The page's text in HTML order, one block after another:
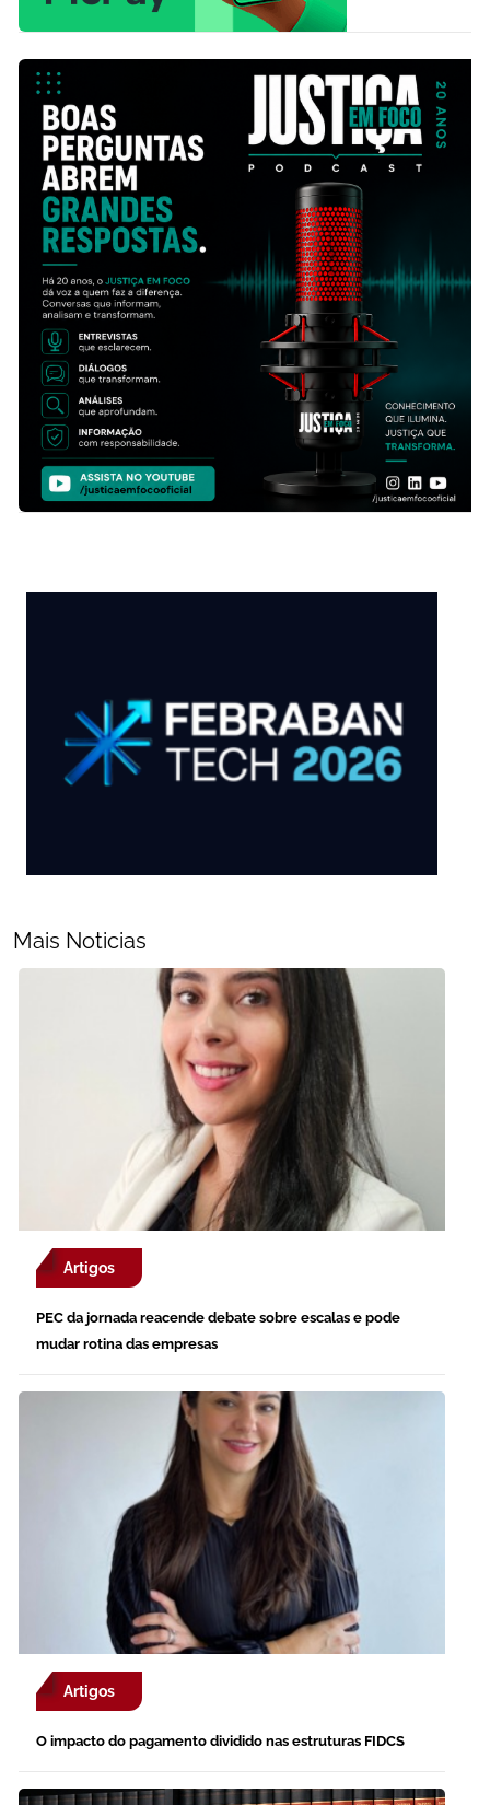
Mais Noticias
Artigos
PEC da jornada reacende debate sobre escalas e pode
mudar rotina das empresas
Artigos
O impacto do pagamento dividido nas estruturas FIDCS